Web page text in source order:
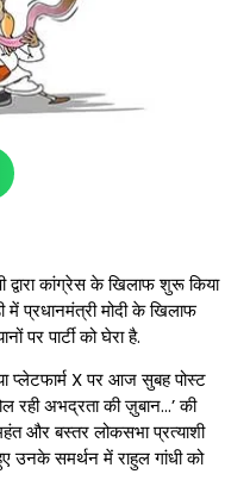
द्वारा कांग्रेस के खिलाफ शुरू किया
में प्रधानमंत्री मोदी के खिलाफ
पर पार्टी को घेरा है.
प्लेटफार्म X पर आज सुबह पोस्ट
रही अभद्रता की ज़ुबान…’ की
और बस्तर लोकसभा प्रत्याशी
उनके समर्थन में राहुल गांधी को